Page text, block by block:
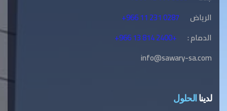
الرياض
+966 11 231 0287
الدمام :
+966 13 814 2400+
info@sawary-sa.com
لدينا الحلول